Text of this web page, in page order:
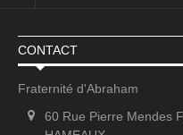
CONTACT
Fraternité d'Abraham
60 Rue Pierre Mendes